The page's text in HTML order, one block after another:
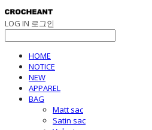
LOG IN 로그인
HOME
NOTICE
NEW
APPAREL
BAG
Matt sac
Satin sac